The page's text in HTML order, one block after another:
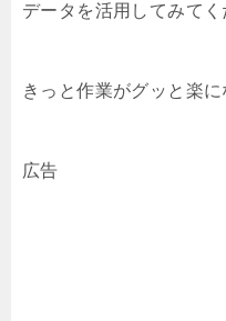
データを活用してみてく
きっと作業がグッと楽に
広告